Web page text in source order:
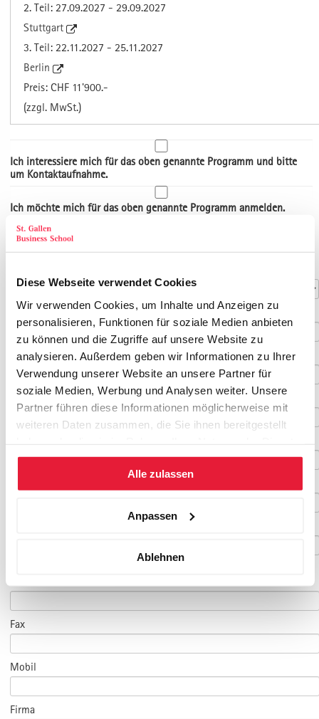
Diese Webseite verwendet Cookies
Wir verwenden Cookies, um Inhalte und Anzeigen zu
personalisieren, Funktionen für soziale Medien anbieten
zu können und die Zugriffe auf unsere Website zu
analysieren. Außerdem geben wir Informationen zu Ihrer
Verwendung unserer Website an unsere Partner für
soziale Medien, Werbung und Analysen weiter. Unsere
Partner führen diese Informationen möglicherweise mit
weiteren Daten zusammen, die Sie ihnen bereitgestellt
gesammelt haben.
Alle zulassen
Anpassen
Ablehnen
2. Teil: 27.09.2027 - 29.09.2027
Stuttgart
3. Teil: 22.11.2027 - 25.11.2027
Berlin
Preis: CHF 11'900.-
(zzgl. MwSt.)
Ich interessiere mich für das oben genannte Programm und bitte
um Kontaktaufnahme.
Ich möchte mich für das oben genannte Programm anmelden.
Art der Adresse
Kontaktdaten
Titel
Vorname*
Nachname*
Fax
Mobil
Firma